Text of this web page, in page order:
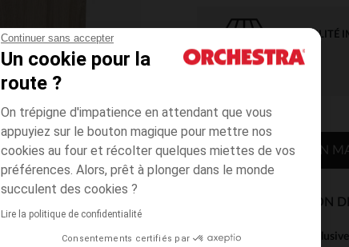
Continuer sans accepter
Un cookie pour la
route ?
On trépigne d'impatience en attendant que vous
appuyiez sur le bouton magique pour mettre nos
cookies au four et récolter quelques miettes de vos
préférences. Alors, prêt à plonger dans le monde
succulent des cookies ?
Lire la politique de confidentialité
Consentements certifiés par
DISPONIBILITÉ
CONTACTER MON
MODES DE LIVRAISON
Ce produit est